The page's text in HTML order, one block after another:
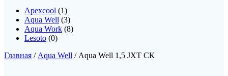
Apexcool (1)
Aqua Well (3)
Aqua Work (8)
Lesoto (0)
Главная / Aqua Well / Aqua Well 1,5 JXТ СК